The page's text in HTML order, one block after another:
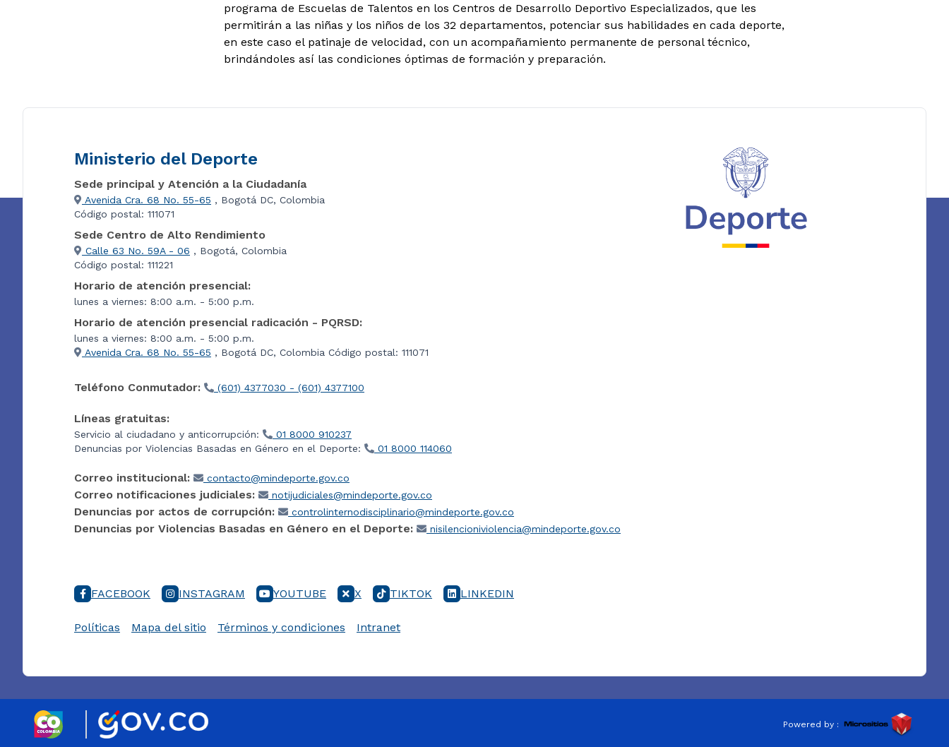
programa de Escuelas de Talentos en los Centros de Desarrollo Deportivo Especializados, que les
permitirán a las niñas y los niños de los 32 departamentos, potenciar sus habilidades en cada deporte,
en este caso el patinaje de velocidad, con un acompañamiento permanente de personal técnico,
brindándoles así las condiciones óptimas de formación y preparación.
Ministerio del Deporte
Sede principal y Atención a la Ciudadanía
Avenida Cra. 68 No. 55-65 , Bogotá DC, Colombia
Código postal: 111071
Sede Centro de Alto Rendimiento
Calle 63 No. 59A - 06 , Bogotá, Colombia
Código postal: 111221
Horario de atención presencial:
lunes a viernes: 8:00 a.m. - 5:00 p.m.
Horario de atención presencial radicación - PQRSD:
lunes a viernes: 8:00 a.m. - 5:00 p.m.
Avenida Cra. 68 No. 55-65 , Bogotá DC, Colombia Código postal: 111071
Teléfono Conmutador: (601) 4377030 - (601) 4377100
Líneas gratuitas:
Servicio al ciudadano y anticorrupción:
01 8000 910237
Denuncias por Violencias Basadas en Género en el Deporte:
01 8000 114060
Correo institucional: contacto@mindeporte.gov.co
Correo notificaciones judiciales: notijudiciales@mindeporte.gov.co
Denuncias por actos de corrupción: controlinternodisciplinario@mindeporte.gov.co
Denuncias por Violencias Basadas en Género en el Deporte: nisilencioniviolencia@mindeporte.gov.co
FACEBOOK INSTAGRAM YOUTUBE X TIKTOK LINKEDIN
Políticas Mapa del sitio Términos y condiciones Intranet
Powered by :